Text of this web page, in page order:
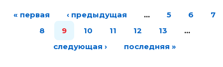
« первая ‹ предыдущая … 5 6
7
8
9 10 11 12 13
…
следующая ›
последняя »